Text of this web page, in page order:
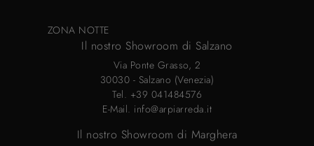
ZONA NOTTE
Il nostro Showroom di Salzano
Via Ponte Grasso, 2
30030 - Salzano (Venezia)
Tel. +39 041484576
E-Mail. info@arpiarreda.it
Il nostro Showroom di Marghera